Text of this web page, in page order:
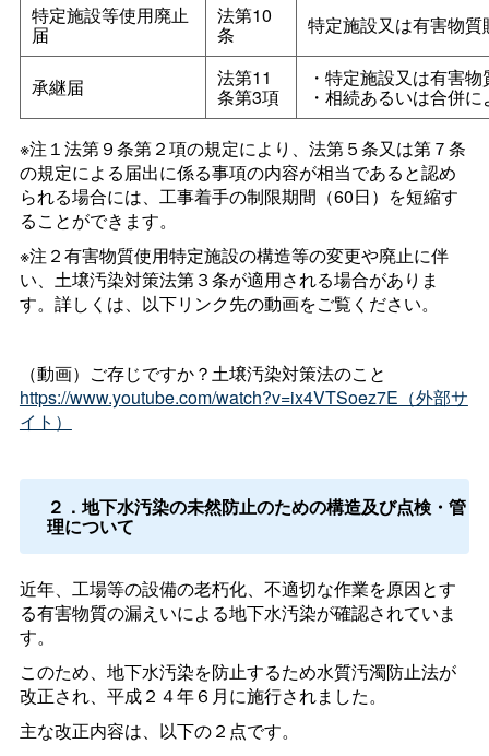
特定施設等使用廃止
届
法第10
条 特定施設又は有害物
承継届 法第11
条第3項
・特定施設又は有害
・相続あるいは合併
※注１法第９条第２項の規定により、法第５条又は第７条
の規定による届出に係る事項の内容が相当であると認め
られる場合には、工事着手の制限期間（60日）を短縮す
ることができます。
※注２有害物質使用特定施設の構造等の変更や廃止に伴
い、土壌汚染対策法第３条が適用される場合がありま
す。詳しくは、以下リンク先の動画をご覧ください。
（動画）ご存じですか？土壌汚染対策法のこと
https://www.youtube.com/watch?v=ix4VTSoez7E（外部サ
イト）
２．地下水汚染の未然防止のための構造及び点検・管
理について
近年、工場等の設備の老朽化、不適切な作業を原因とす
る有害物質の漏えいによる地下水汚染が確認されていま
す。
このため、地下水汚染を防止するため水質汚濁防止法が
改正され、平成２４年６月に施行されました。
主な改正内容は、以下の２点です。